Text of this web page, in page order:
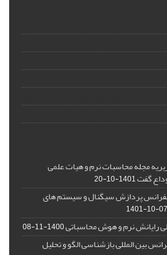
مجله محاسبات نرم و هیات علمی
گفت1401-10-20
پردازش سیگنال و سیستم های
1401-10-07
رایانش نرم و هوش محاسباتی1400-11-08
بین المللی بازشناسی الگو و تحلیل